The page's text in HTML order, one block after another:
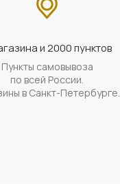
и 2000 пунктов
Пункты самовывоза
по всей России.
в Санкт-Петербурге.